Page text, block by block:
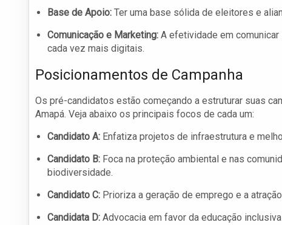
Base de Apoio: Ter uma base sólida de eleitores e
Comunicação e Marketing: A efetividade em
cada vez mais digitais.
Posicionamentos de Campanha
Os pré-candidatos estão começando a estruturar suas
Amapá. Veja abaixo os principais focos de cada um:
Candidato A: Enfatiza projetos de infraestrutura e
Candidato B: Foca na proteção ambiental e nas
biodiversidade.
Candidato C: Prioriza a geração de emprego e a
Candidata D: Advocacia em favor da educação